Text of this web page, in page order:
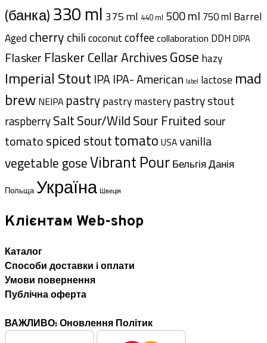
(банка)330 ml 375 ml 440 ml 500 ml 750 ml Barrel
Aged cherrychilicoconutcoffeecollaboration DDH DIPA
Flasker Flasker Cellar ArchivesGose hazy
Imperial Stout IPA IPA- American label lactose mad
brew NEIPA pastrypastry masterypastry stout
raspberrySaltSour/WildSour Fruited sour
tomatospiced stouttomato USAvanilla
vegetable goseVibrant PourБельгіяДанія
Польща Україна Швеція
Клієнтам Web-shop
Каталог
Способи доставки i оплати
Умови повернення
Публічна оферта
ВАЖЛИВО: Оновлення Політик